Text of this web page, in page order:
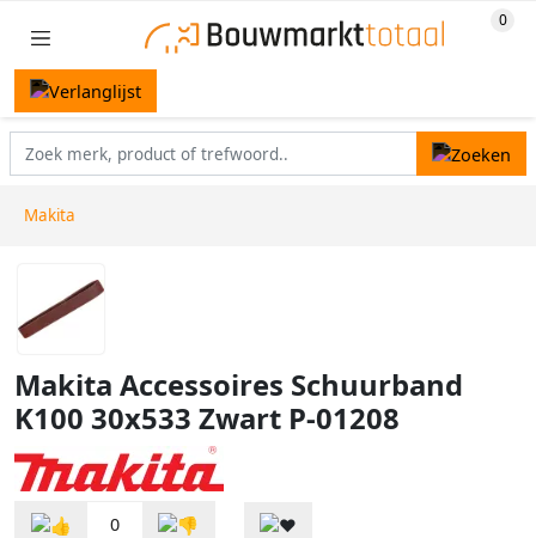
Makita
Makita Accessoires Schuurband
K100 30x533 Zwart P-01208
0